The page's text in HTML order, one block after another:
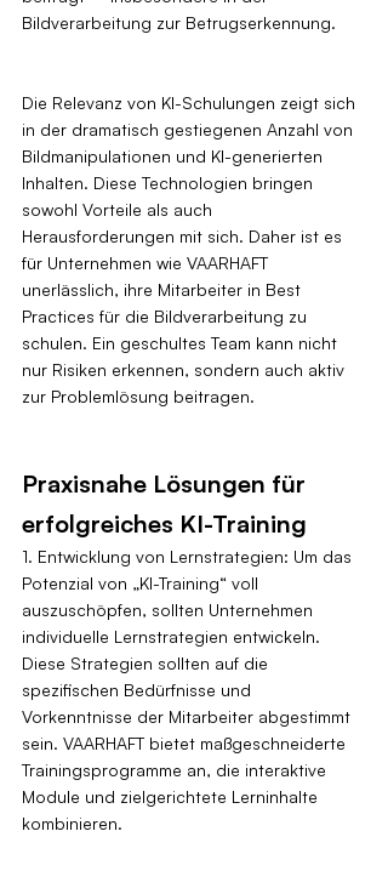
Bildverarbeitung zur Betrugserkennung.
Die Relevanz von KI-Schulungen zeigt sich
in der dramatisch gestiegenen Anzahl von
Bildmanipulationen und KI-generierten
Inhalten. Diese Technologien bringen
sowohl Vorteile als auch
Herausforderungen mit sich. Daher ist es
für Unternehmen wie VAARHAFT
unerlässlich, ihre Mitarbeiter in Best
Practices für die Bildverarbeitung zu
schulen. Ein geschultes Team kann nicht
nur Risiken erkennen, sondern auch aktiv
zur Problemlösung beitragen.
Praxisnahe Lösungen für
erfolgreiches KI-Training
1. Entwicklung von Lernstrategien: Um das
Potenzial von „KI-Training“ voll
auszuschöpfen, sollten Unternehmen
individuelle Lernstrategien entwickeln.
Diese Strategien sollten auf die
spezifischen Bedürfnisse und
Vorkenntnisse der Mitarbeiter abgestimmt
sein. VAARHAFT bietet maßgeschneiderte
Trainingsprogramme an, die interaktive
Module und zielgerichtete Lerninhalte
kombinieren.